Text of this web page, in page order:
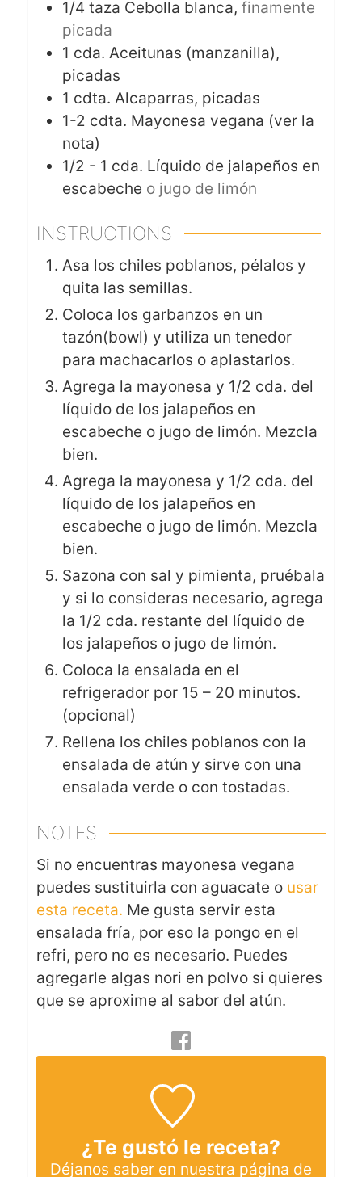
1/4 taza Cebolla blanca, finamente
picada
1 cda. Aceitunas (manzanilla),
picadas
1 cdta. Alcaparras, picadas
1-2 cdta. Mayonesa vegana (ver la
nota)
1/2 - 1 cda. Líquido de jalapeños en
escabeche o jugo de limón
INSTRUCTIONS
Asa los chiles poblanos, pélalos y
quita las semillas.
Coloca los garbanzos en un
tazón(bowl) y utiliza un tenedor
para machacarlos o aplastarlos.
Agrega la mayonesa y 1/2 cda. del
líquido de los jalapeños en
escabeche o jugo de limón. Mezcla
bien.
Agrega la mayonesa y 1/2 cda. del
líquido de los jalapeños en
escabeche o jugo de limón. Mezcla
bien.
Sazona con sal y pimienta, pruébala
y si lo consideras necesario, agrega
la 1/2 cda. restante del líquido de
los jalapeños o jugo de limón.
Coloca la ensalada en el
refrigerador por 15 – 20 minutos.
(opcional)
Rellena los chiles poblanos con la
ensalada de atún y sirve con una
ensalada verde o con tostadas.
NOTES
Si no encuentras mayonesa vegana
puedes sustituirla con aguacate o usar
esta receta. Me gusta servir esta
ensalada fría, por eso la pongo en el
refri, pero no es necesario. Puedes
agregarle algas nori en polvo si quieres
que se aproxime al sabor del atún.
¿Te gustó le receta?
Déjanos saber en nuestra página de